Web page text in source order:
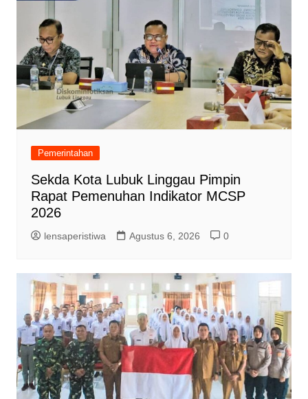
Pemerintahan
Sekda Kota Lubuk Linggau Pimpin
Rapat Pemenuhan Indikator MCSP
2026
lensaperistiwa Agustus 6, 2026 0